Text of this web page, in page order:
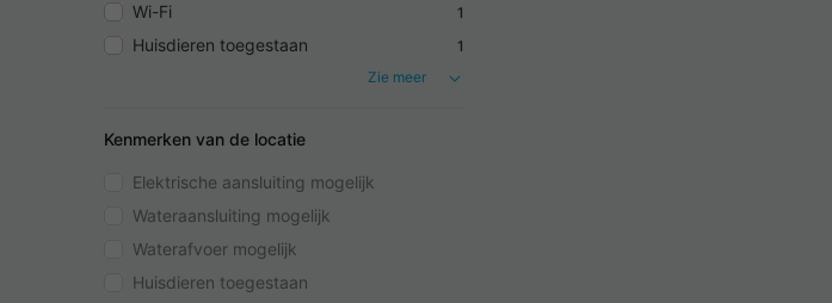
Wi-Fi
1
Huisdieren toegestaan
1
Zie meer
Kenmerken van de locatie
Elektrische aansluiting mogelijk
Wateraansluiting mogelijk
Waterafvoer mogelijk
Huisdieren toegestaan